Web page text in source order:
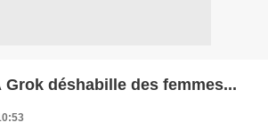
Et voici que l'IA Grok déshabille des femmes...